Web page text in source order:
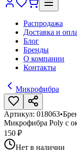
Распродажа
Доставка и
Блог
Бренды
О компании
Контакты
Микрофибра
Артикул: 018063•
Микрофибра Poly с
150 ₽
Нет в наличии